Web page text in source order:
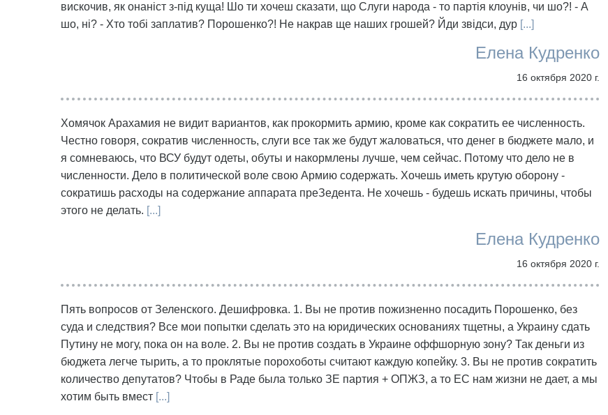
вискочив, як онаніст з-під куща! Шо ти хочеш сказати, що Слуги народа - то партія клоунів, чи шо?! - А
шо, ні? - Хто тобі заплатив? Порошенко?! Не накрав ще наших грошей? Йди звідси, дур [...]
Елена Кудренко
16 октября 2020 г.
Хомячок Арахамия не видит вариантов, как прокормить армию, кроме как сократить ее численность.
Честно говоря, сократив численность, слуги все так же будут жаловаться, что денег в бюджете мало, и
я сомневаюсь, что ВСУ будут одеты, обуты и накормлены лучше, чем сейчас. Потому что дело не в
численности. Дело в политической воле свою Армию содержать. Хочешь иметь крутую оборону -
сократишь расходы на содержание аппарата преЗедента. Не хочешь - будешь искать причины, чтобы
этого не делать. [...]
Елена Кудренко
16 октября 2020 г.
Пять вопросов от Зеленского. Дешифровка. 1. Вы не против пожизненно посадить Порошенко, без
суда и следствия? Все мои попытки сделать это на юридических основаниях тщетны, а Украину сдать
Путину не могу, пока он на воле. 2. Вы не против создать в Украине оффшорную зону? Так деньги из
бюджета легче тырить, а то проклятые порохоботы считают каждую копейку. 3. Вы не против сократить
количество депутатов? Чтобы в Раде была только ЗЕ партия + ОПЖЗ, а то ЕС нам жизни не дает, а мы
хотим быть вмест [...]